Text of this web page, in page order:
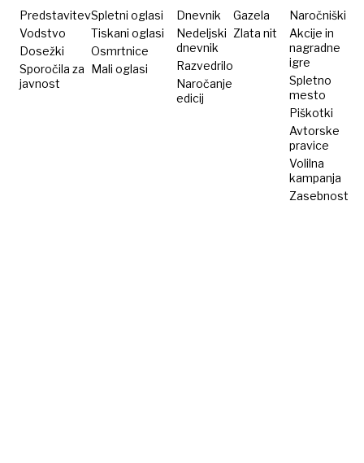
Predstavitev
Vodstvo
Dosežki
Sporočila za
javnost
Spletni oglasi
Tiskani oglasi
Osmrtnice
Mali oglasi
Dnevnik
Nedeljski
dnevnik
Razvedrilo
Naročanje
edicij
Gazela
Zlata nit
Naročniški
Akcije in
nagradne
igre
Spletno
mesto
Piškotki
Avtorske
pravice
Volilna
kampanja
Zasebnost